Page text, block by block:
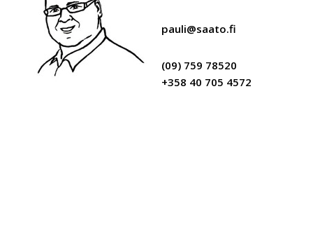
pauli@saato.fi
(09) 759 78520
+358 40 705 4572